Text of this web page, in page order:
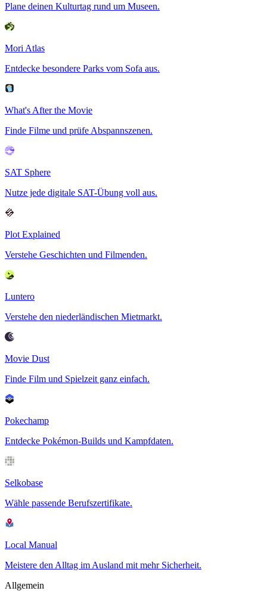
Plane deinen Kulturtag rund um Museen.
Mori Atlas
Entdecke besondere Parks vom Sofa aus.
What's After the Movie
Finde Filme und prüfe Abspannszenen.
SAT Sphere
Nutze jede digitale SAT-Übung voll aus.
Plot Explained
Verstehe Geschichten und Filmenden.
Luntero
Verstehe den niederländischen Mietmarkt.
Movie Dust
Finde Film und Spielzeit ganz einfach.
Pokechamp
Entdecke Pokémon-Builds und Kampfdaten.
Selkobase
Wähle passende Berufszertifikate.
Local Manual
Meistere den Alltag im Ausland mit mehr Sicherheit.
Allgemein